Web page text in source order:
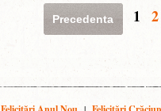
Precedenta 1 2